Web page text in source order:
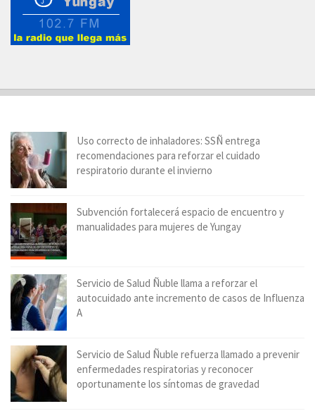
Uso correcto de inhaladores: SSÑ entrega
recomendaciones para reforzar el cuidado
respiratorio durante el invierno
Subvención fortalecerá espacio de encuentro y
manualidades para mujeres de Yungay
Servicio de Salud Ñuble llama a reforzar el
autocuidado ante incremento de casos de Influenza
A
Servicio de Salud Ñuble refuerza llamado a prevenir
enfermedades respiratorias y reconocer
oportunamente los síntomas de gravedad